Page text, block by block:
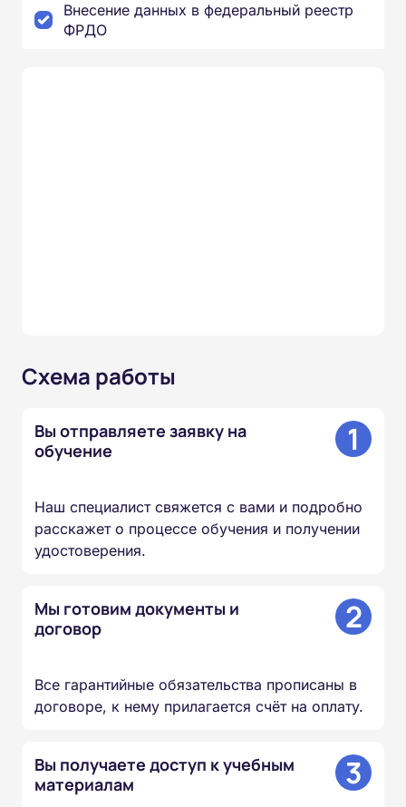
Внесение данных в федеральный реестр
ФРДО
Схема работы
Вы отправляете заявку на
обучение
1
Наш специалист свяжется с вами и подробно
расскажет о процессе обучения и получении
удостоверения.
Мы готовим документы и
договор
2
Все гарантийные обязательства прописаны в
договоре, к нему прилагается счёт на оплату.
Вы получаете доступ к учебным
материалам
3